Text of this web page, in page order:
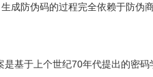
成防伪码的过程完全依赖于防
基于上个世纪70年代提出的密